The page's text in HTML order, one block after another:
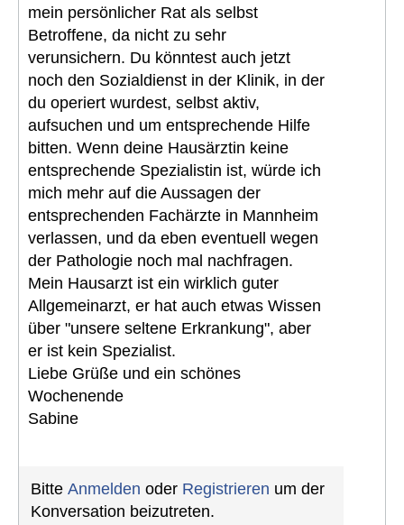
mein persönlicher Rat als selbst
Betroffene, da nicht zu sehr
verunsichern. Du könntest auch jetzt
noch den Sozialdienst in der Klinik, in der
du operiert wurdest, selbst aktiv,
aufsuchen und um entsprechende Hilfe
bitten. Wenn deine Hausärztin keine
entsprechende Spezialistin ist, würde ich
mich mehr auf die Aussagen der
entsprechenden Fachärzte in Mannheim
verlassen, und da eben eventuell wegen
der Pathologie noch mal nachfragen.
Mein Hausarzt ist ein wirklich guter
Allgemeinarzt, er hat auch etwas Wissen
über "unsere seltene Erkrankung", aber
er ist kein Spezialist.
Liebe Grüße und ein schönes
Wochenende
Sabine
Bitte Anmelden oder Registrieren um der
Konversation beizutreten.